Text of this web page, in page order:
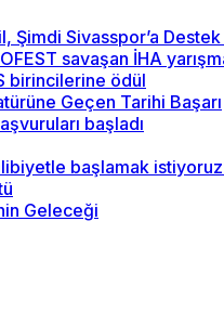
Şimdi Sivasspor’a Destek
savaşan İHA
birincilerine ödül
Geçen Tarihi Başarı
başladı
başlamak
Geleceği